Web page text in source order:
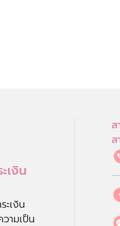
เงิน
ะเงิน
วามเป็น
ส
ส